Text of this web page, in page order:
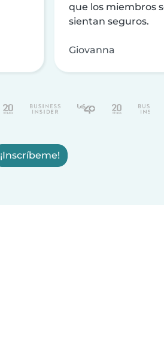
que los miembros
sientan seguros.
Giovanna
¡Inscríbeme!